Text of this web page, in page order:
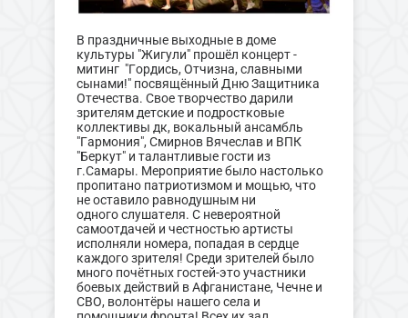
В праздничные выходные в доме
культуры "Жигули" прошёл концерт -
митинг "Гордись, Отчизна, славными
сынами!" посвящённый Дню Защитника
Отечества. Свое творчество дарили
зрителям детские и подростковые
коллективы дк, вокальный ансамбль
"Гармония", Смирнов Вячеслав и ВПК
"Беркут" и талантливые гости из
г.Самары. Мероприятие было настолько
пропитано патриотизмом и мощью, что
не оставило равнодушным ни
одного слушателя. С невероятной
самоотдачей и честностью артисты
исполняли номера, попадая в сердце
каждого зрителя! Среди зрителей было
много почётных гостей-это участники
боевых действий в Афганистане, Чечне и
СВО, волонтёры нашего села и